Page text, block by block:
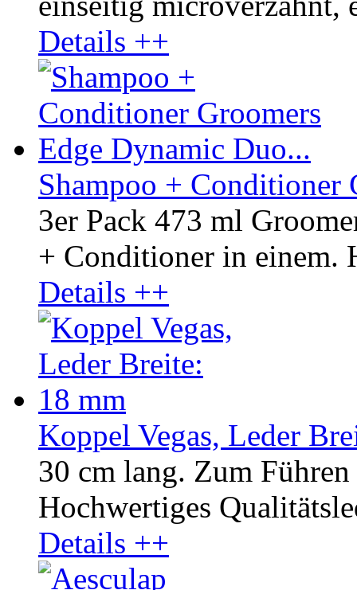
Details ++
Shampoo + Conditioner
3er Pack 473 ml
+ Conditioner in einem.
Details ++
Koppel Vegas, Leder
30 cm lang. Zum
Hochwertiges
Details ++